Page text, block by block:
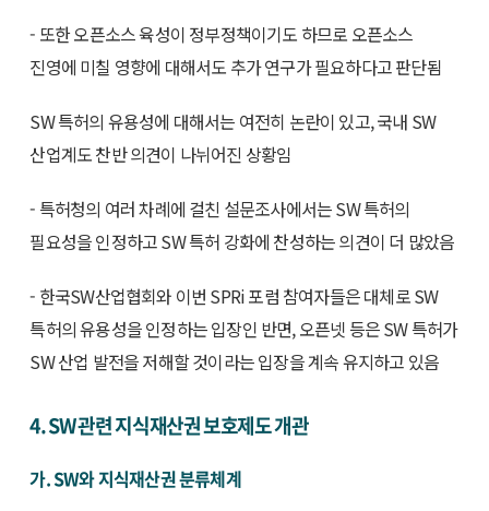
- 또한 오픈소스 육성이 정부정책이기도 하므로 오픈소스
진영에 미칠 영향에 대해서도 추가 연구가 필요하다고 판단됨
SW 특허의 유용성에 대해서는 여전히 논란이 있고, 국내 SW
산업계도 찬반 의견이 나뉘어진 상황임
- 특허청의 여러 차례에 걸친 설문조사에서는 SW 특허의
필요성을 인정하고 SW 특허 강화에 찬성하는 의견이 더 많았음
- 한국SW산업협회와 이번 SPRi 포럼 참여자들은 대체로 SW
특허의 유용성을 인정하는 입장인 반면, 오픈넷 등은 SW 특허가
SW 산업 발전을 저해할 것이라는 입장을 계속 유지하고 있음
4. SW 관련 지식재산권 보호제도 개관
가. SW와 지식재산권 분류체계